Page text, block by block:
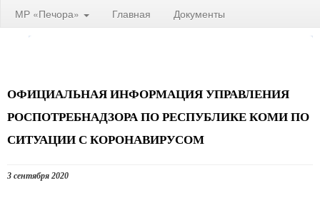
МР «Печора» Главная Документы
ОФИЦИАЛЬНАЯ ИНФОРМАЦИЯ УПРАВЛЕНИЯ
РОСПОТРЕБНАДЗОРА ПО РЕСПУБЛИКЕ КОМИ ПО
СИТУАЦИИ С КОРОНАВИРУСОМ
3 сентября 2020